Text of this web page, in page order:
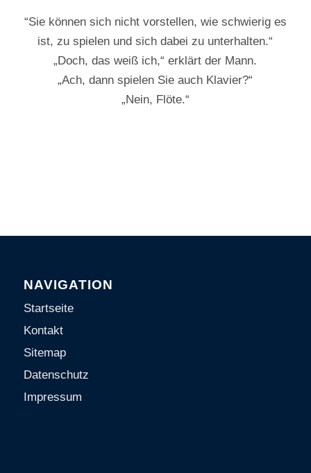
“Sie können sich nicht vorstellen, wie schwierig es
ist, zu spielen und sich dabei zu unterhalten.“
„Doch, das weiß ich,“ erklärt der Mann.
„Ach, dann spielen Sie auch Klavier?“
„Nein, Flöte.“
NAVIGATION
Startseite
Kontakt
Sitemap
Datenschutz
Impressum